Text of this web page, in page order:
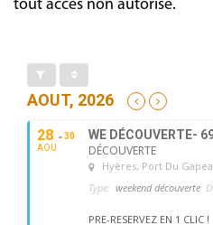
tout accès non autorisé.
AOUT, 2026
28
AOU
30 WE DÉCOUVERTE-
DÉCOUVERTE
Hyères, Port Du
Type: weekend découverte
PRE-RESERVEZ EN 1 CLIC !